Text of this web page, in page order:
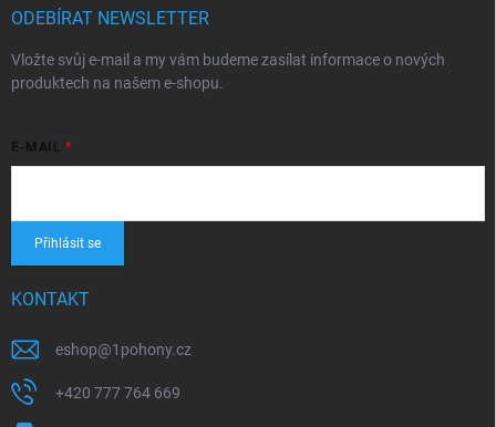
ODEBÍRAT NEWSLETTER
Vložte svůj e-mail a my vám budeme zasílat informace o nových
produktech na našem e-shopu.
E-MAIL
Přihlásit se
KONTAKT
eshop@1pohony.cz
+420 777 764 669